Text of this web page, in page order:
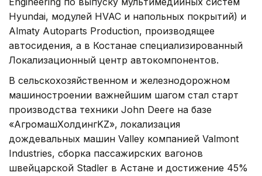
Hyundai, модулей HVAC и напольных покрытий) и
Almaty Autoparts Production, производящее
автосидения, а в Костанае специализированный
Локализационный центр автокомпонентов.
В сельскохозяйственном и железнодорожном
машиностроении важнейшим шагом стал старт
производства техники John Deere на базе
«АгромашХолдингKZ», локализация
дождевальных машин Valley компанией Valmont
Industries, сборка пассажирских вагонов
швейцарской Stadler в Астане и достижение 45%